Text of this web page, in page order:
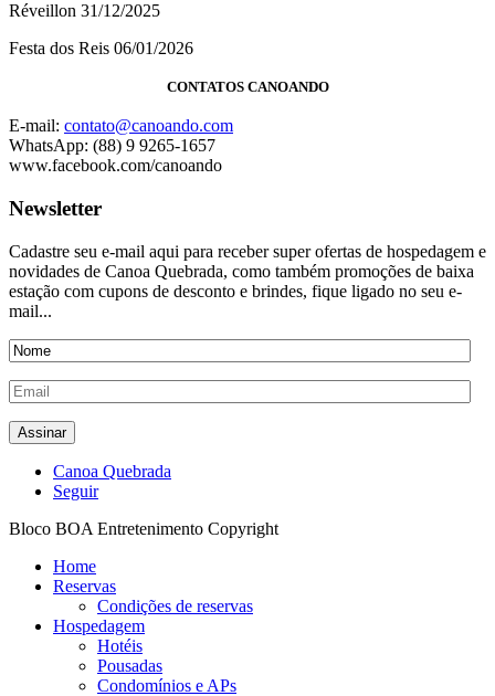
Réveillon 31/12/2025
Festa dos Reis 06/01/2026
CONTATOS CANOANDO
E-mail: contato@canoando.com
WhatsApp: (88) 9 9265-1657
www.facebook.com/canoando
Newsletter
Cadastre seu e-mail aqui para receber super ofertas de hospedagem e
novidades de Canoa Quebrada, como também promoções de baixa
estação com cupons de desconto e brindes, fique ligado no seu e-
mail...
Canoa Quebrada
Seguir
Bloco BOA Entretenimento Copyright
Home
Reservas
Condições de reservas
Hospedagem
Hotéis
Pousadas
Condomínios e APs